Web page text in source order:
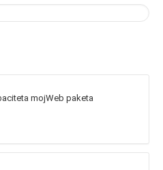
mojWeb paketa